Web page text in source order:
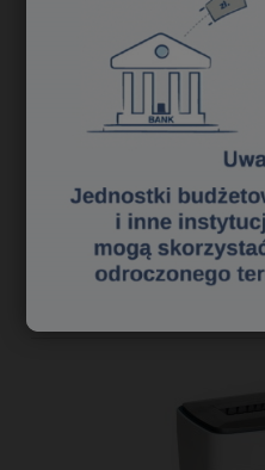
do
« 1